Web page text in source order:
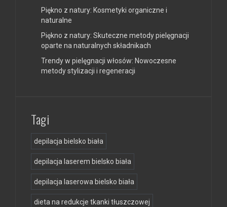
Piękno z natury: Kosmetyki organiczne i
naturalne
Piękno z natury: Skuteczne metody pielęgnacji
oparte na naturalnych składnikach
Trendy w pielęgnacji włosów: Nowoczesne
metody stylizacji i regeneracji
Tagi
depilacja bielsko biała
depilacja laserem bielsko biała
depilacja laserowa bielsko biała
dieta na redukcje tkanki tłuszczowej